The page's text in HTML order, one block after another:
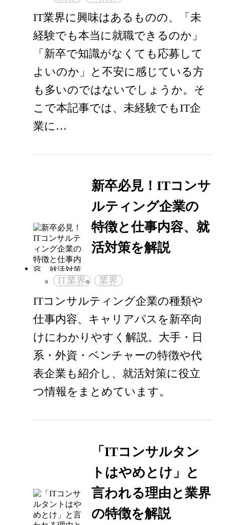
IT業界に興味はあるものの、「未
経験でも本当に就職できるのか」
「新卒で知識がなくても応募して
よいのか」と不安に感じている方
も多いのではないでしょうか。そ
こで本記事では、未経験でもIT企
業に…
新卒必見！ITコンサ
ルティング企業の
特徴と仕事内容、就
活対策を解説
IT業界 業界
ITコンサルティング企業の種類や
仕事内容、キャリアパスを新卒向
けにわかりやすく解説。大手・日
系・外資・ベンチャーの特徴や代
表企業も紹介し、就活対策に役立
つ情報をまとめています。
「ITコンサルタン
トはやめとけ」と
言われる理由と業界
の特徴を解説